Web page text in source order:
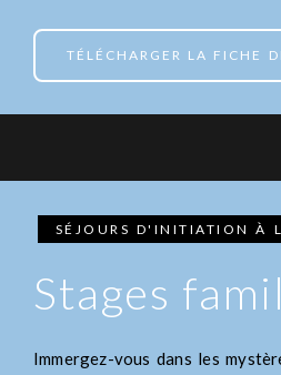
TÉLÉCHARGER LA FICHE
SÉJOURS D'INITIATION À
Stages
Immergez-vous dans les